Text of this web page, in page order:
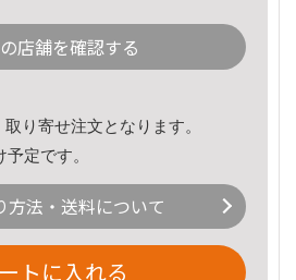
店舗を確認する
り寄せ注文となります。
定です。
方法・送料について
トに入れる